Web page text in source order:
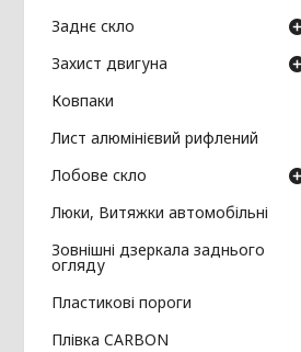
Заднє скло
Захист двигуна
Ковпаки
Лист алюмінієвий рифлений
Лобове скло
Люки, Витяжки автомобільні
Зовнішні дзеркала заднього
огляду
Пластикові пороги
Плівка CARBON